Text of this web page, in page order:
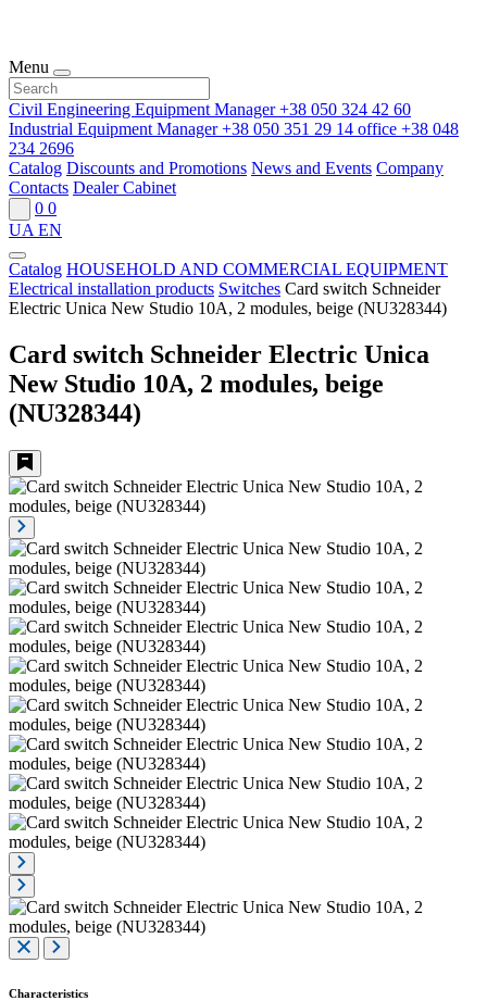
Menu
Civil Engineering Equipment Manager+38 050 324 42 60
Industrial Equipment Manager+38 050 351 29 14 office +38 048
234 2696
Catalog Discounts and Promotions News and Events Company
Contacts Dealer Cabinet
0 0
UA EN
Catalog HOUSEHOLD AND COMMERCIAL EQUIPMENT
Electrical installation products Switches Card switch Schneider
Electric Unica New Studio 10A, 2 modules, beige (NU328344)
Card switch Schneider Electric Unica
New Studio 10A, 2 modules, beige
(NU328344)
Characteristics